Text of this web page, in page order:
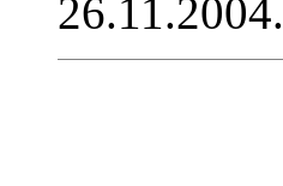
26.11.2004.